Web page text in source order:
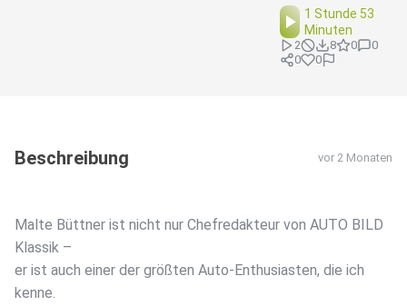
1 Stunde 53
Minuten
2 8 0
0
0
0
Beschreibung vor 2 Monaten
Malte Büttner ist nicht nur Chefredakteur von AUTO BILD
Klassik –
er ist auch einer der größten Auto-Enthusiasten, die ich
kenne.